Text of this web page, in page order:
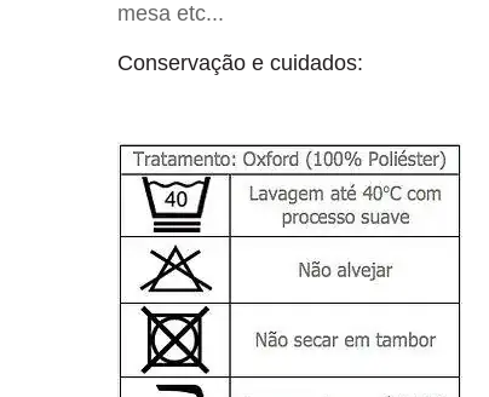
mesa etc...
Conservação e cuidados: